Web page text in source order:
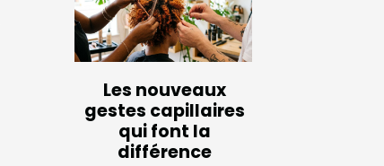
Les nouveaux
gestes capillaires
qui font la
différence